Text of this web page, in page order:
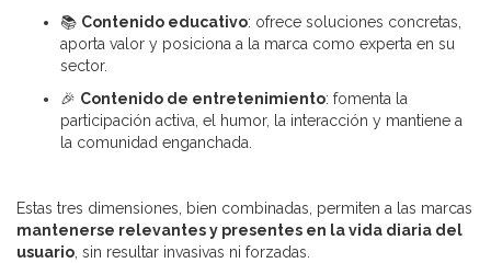
📚 Contenido educativo: ofrece soluciones concretas,
aporta valor y posiciona a la marca como experta en su
sector.
🎉 Contenido de entretenimiento: fomenta la
participación activa, el humor, la interacción y mantiene a
la comunidad enganchada.
Estas tres dimensiones, bien combinadas, permiten a las marcas
mantenerse relevantes y presentes en la vida diaria del
usuario , sin resultar invasivas ni forzadas.